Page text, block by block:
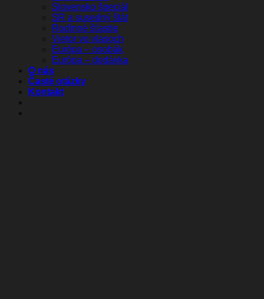
Slovensko špeciál
SR a susedný štát
Rodinné šťastie
Vietor vo vlasoch
Európa – osobák
Európa – dodávka
O nás
Časté otázky
Kontakt